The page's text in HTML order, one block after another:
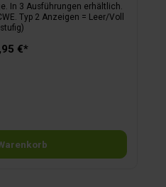
In 3 Ausführungen erhältlich.
Typ 2 Anzeigen = Leer/Voll
€*